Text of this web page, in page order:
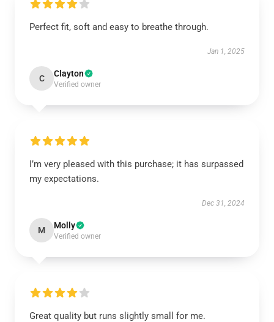
Perfect fit, soft and easy to breathe through.
Jan 1, 2025
C Clayton
Verified owner
I’m very pleased with this purchase; it has surpassed
my expectations.
Dec 31, 2024
M Molly
Verified owner
Great quality but runs slightly small for me.